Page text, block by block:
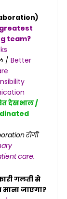
team?
/ Better
देखभाल /
रोगी
care.
गलती से
जाएगा?